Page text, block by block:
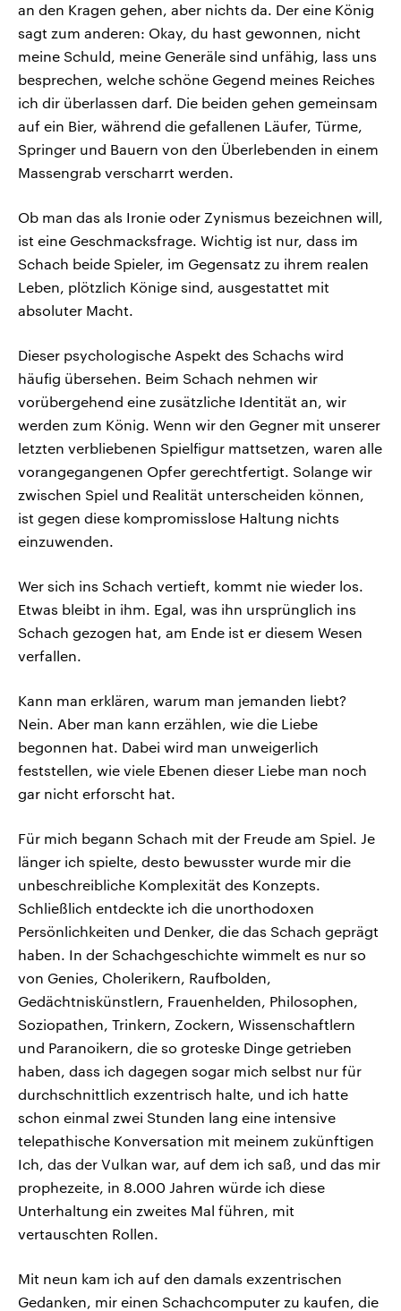
an den Kragen gehen, aber nichts da. Der eine König
sagt zum anderen: Okay, du hast gewonnen, nicht
meine Schuld, meine Generäle sind unfähig, lass uns
besprechen, welche schöne Gegend meines Reiches
ich dir überlassen darf. Die beiden gehen gemeinsam
auf ein Bier, während die gefallenen Läufer, Türme,
Springer und Bauern von den Überlebenden in einem
Massengrab verscharrt werden.
Ob man das als Ironie oder Zynismus bezeichnen will,
ist eine Geschmacksfrage. Wichtig ist nur, dass im
Schach beide Spieler, im Gegensatz zu ihrem realen
Leben, plötzlich Könige sind, ausgestattet mit
absoluter Macht.
Dieser psychologische Aspekt des Schachs wird
häufig übersehen. Beim Schach nehmen wir
vorübergehend eine zusätzliche Identität an, wir
werden zum König. Wenn wir den Gegner mit unserer
letzten verbliebenen Spielfigur mattsetzen, waren alle
vorangegangenen Opfer gerechtfertigt. Solange wir
zwischen Spiel und Realität unterscheiden können,
ist gegen diese kompromisslose Haltung nichts
einzuwenden.
Wer sich ins Schach vertieft, kommt nie wieder los.
Etwas bleibt in ihm. Egal, was ihn ursprünglich ins
Schach gezogen hat, am Ende ist er diesem Wesen
verfallen.
Kann man erklären, warum man jemanden liebt?
Nein. Aber man kann erzählen, wie die Liebe
begonnen hat. Dabei wird man unweigerlich
feststellen, wie viele Ebenen dieser Liebe man noch
gar nicht erforscht hat.
Für mich begann Schach mit der Freude am Spiel. Je
länger ich spielte, desto bewusster wurde mir die
unbeschreibliche Komplexität des Konzepts.
Schließlich entdeckte ich die unorthodoxen
Persönlichkeiten und Denker, die das Schach geprägt
haben. In der Schachgeschichte wimmelt es nur so
von Genies, Cholerikern, Raufbolden,
Gedächtniskünstlern, Frauenhelden, Philosophen,
Soziopathen, Trinkern, Zockern, Wissenschaftlern
und Paranoikern, die so groteske Dinge getrieben
haben, dass ich dagegen sogar mich selbst nur für
durchschnittlich exzentrisch halte, und ich hatte
schon einmal zwei Stunden lang eine intensive
telepathische Konversation mit meinem zukünftigen
Ich, das der Vulkan war, auf dem ich saß, und das mir
prophezeite, in 8.000 Jahren würde ich diese
Unterhaltung ein zweites Mal führen, mit
vertauschten Rollen.
Mit neun kam ich auf den damals exzentrischen
Gedanken, mir einen Schachcomputer zu kaufen, die